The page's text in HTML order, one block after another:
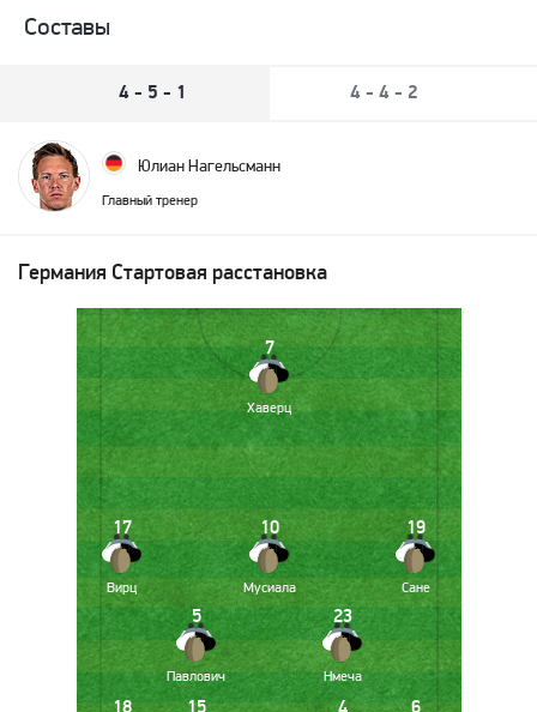
Составы
4 - 5 - 1 4 - 4 - 2
Юлиан Нагельсманн
Главный тренер
Германия Стартовая расстановка
4
15
18 6
5
Павлович
23
Нмеча
10
Мусиала
17
Вирц
19
Сане
7
Хаверц